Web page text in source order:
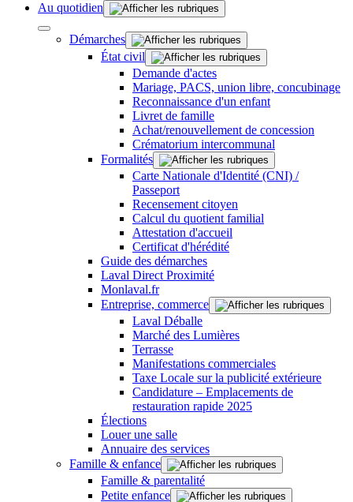
Au quotidien
Démarches
État civil
Demande d'actes
Mariage, PACS, union libre, concubinage
Reconnaissance d'un enfant
Livret de famille
Achat/renouvellement de concession
Crématorium intercommunal
Formalités
Carte Nationale d'Identité (CNI) /
Passeport
Recensement citoyen
Calcul du quotient familial
Attestation d'accueil
Certificat d'hérédité
Guide des démarches
Laval Direct Proximité
Monlaval.fr
Entreprise, commerce
Laval Déballe
Marché des Lumières
Terrasse
Manifestations commerciales
Taxe Locale sur la publicité extérieure
Candidature – Emplacements de
restauration rapide 2025
Élections
Louer une salle
Annuaire des services
Famille & enfance
Famille & parentalité
Petite enfance